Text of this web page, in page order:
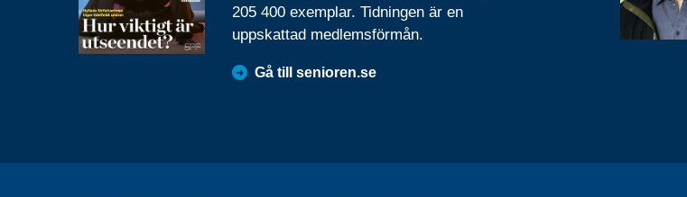
205 400 exemplar. Tidningen är en
uppskattad medlemsförmån.
Gå till senioren.se